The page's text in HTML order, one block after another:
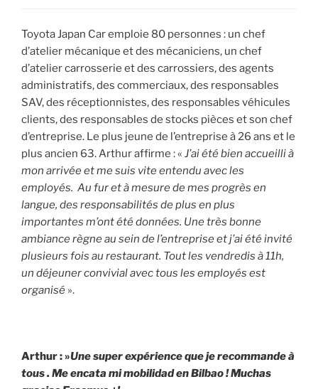
Toyota Japan Car emploie 80 personnes : un chef
d’atelier mécanique et des mécaniciens, un chef
d’atelier carrosserie et des carrossiers, des agents
administratifs, des commerciaux, des responsables
SAV, des réceptionnistes, des responsables véhicules
clients, des responsables de stocks pièces et son chef
d’entreprise. Le plus jeune de l’entreprise à 26 ans et le
plus ancien 63. Arthur affirme : « J’ai été bien accueilli à
mon arrivée et me suis vite entendu avec les
employés. Au fur et à mesure de mes progrès en
langue, des responsabilités de plus en plus
importantes m’ont été données. Une très bonne
ambiance règne au sein de l’entreprise et j’ai été invité
plusieurs fois au restaurant. Tout les vendredis à 11h,
un déjeuner convivial avec tous les employés est
organisé ».
Arthur : »Une super expérience que je recommande à
tous . Me encata mi mobilidad en Bilbao ! Muchas